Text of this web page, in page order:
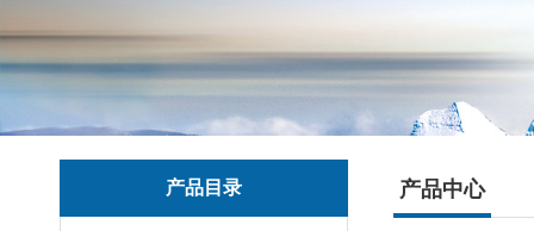
产品目录 产品中心